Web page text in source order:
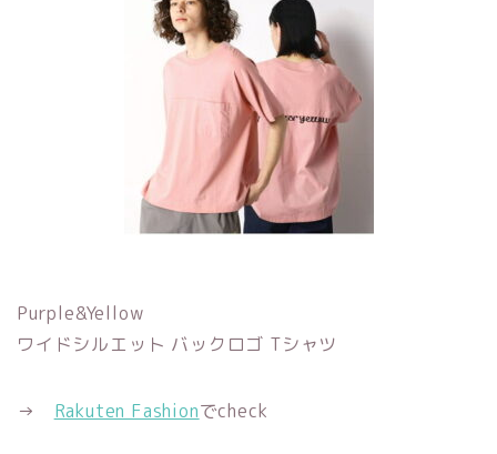
Purple&Yellow
ワイドシルエット バックロゴ Tシャツ
→ Rakuten Fashionでcheck